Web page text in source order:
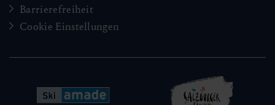
Barrierefreiheit
Cookie Einstellungen